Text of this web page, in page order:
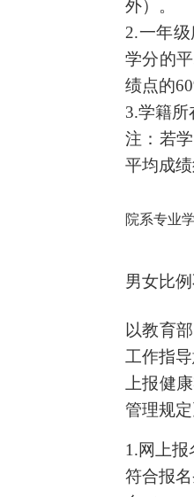
外）。
2.一年
学分的
绩点的
3.学籍所
注：若
平均成绩
院系专业
男女比例
以教育
工作指
上报健
管理规
1.网上报
符合报